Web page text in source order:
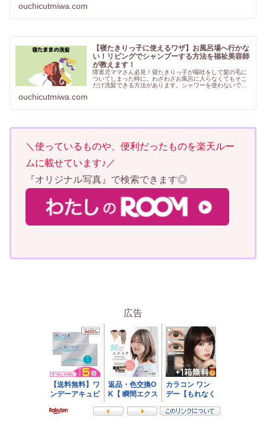
ouchicutmiwa.com
【寝たきりっ子に使えるワザ】お風呂場へ行かな
い！リビングでシャンプーする方法を福祉美容師
が教えます！
障害児ママさん必見！寝たきりっ子が嘔吐をして髪の毛に
ついてしまった時に。わざわざお風呂に入らなくてもそこ
だけ洗髪できる方法があります。シャワーを使わないでリ
ouchicutmiwa.com
＼使っているものや、便利だったものを楽天ルー
ムに載せています♪／
『オリジナル写真』で検索できます◎
広告